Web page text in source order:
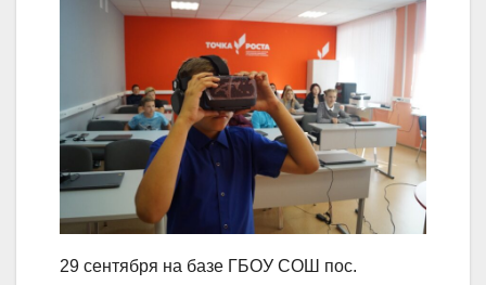
29 сентября на базе ГБОУ СОШ пос.